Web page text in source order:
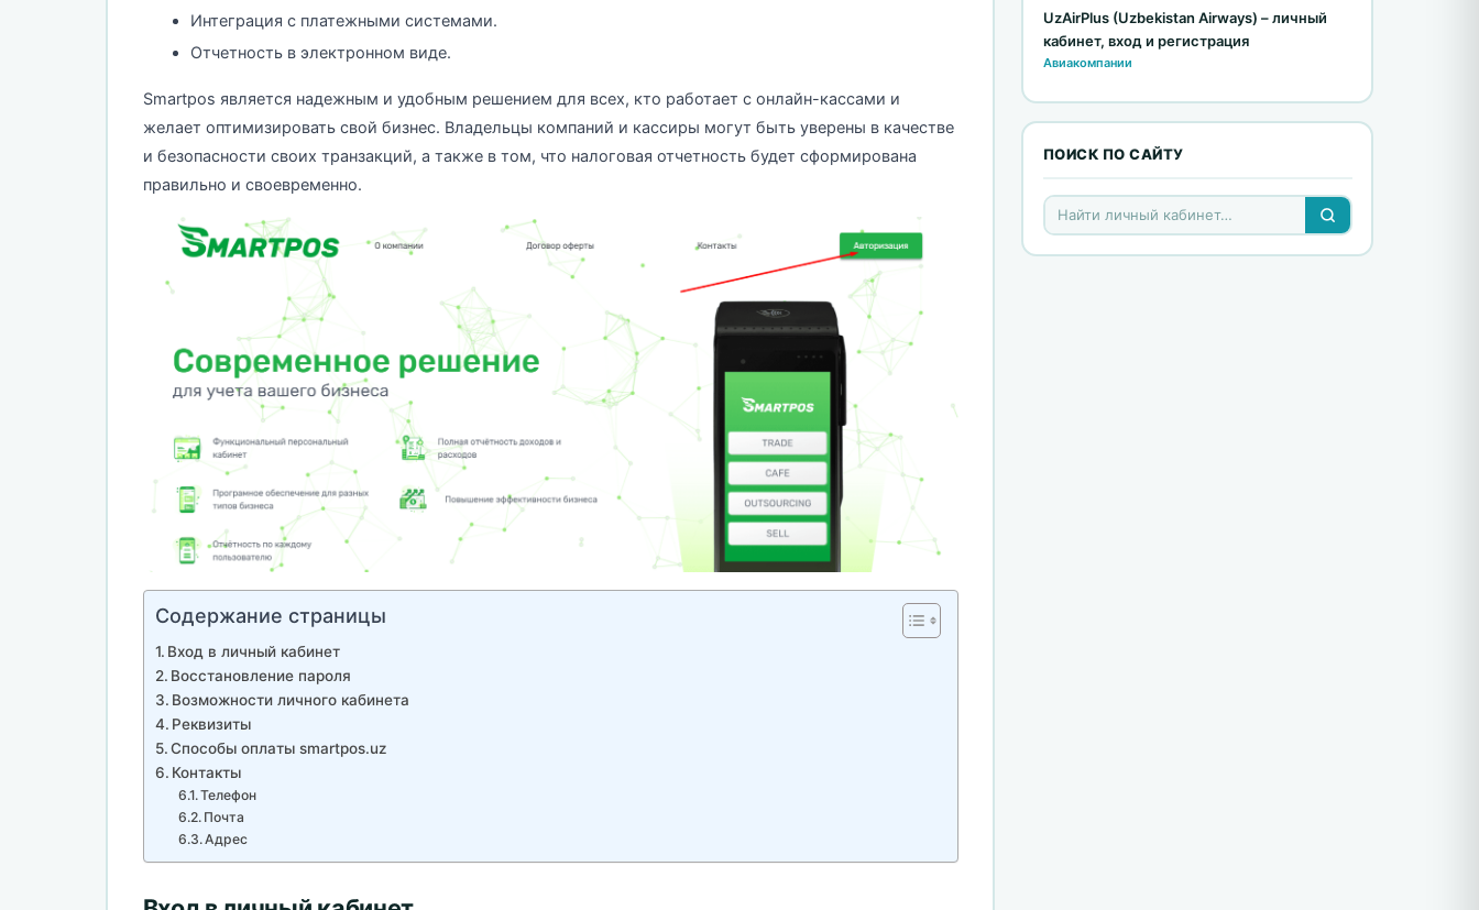
Интеграция с платежными системами.
Отчетность в электронном виде.
Smartpos является надежным и удобным решением для всех, кто работает с онлайн-кассами и
желает оптимизировать свой бизнес. Владельцы компаний и кассиры могут быть уверены в качестве
и безопасности своих транзакций, а также в том, что налоговая отчетность будет сформирована
правильно и своевременно.
Содержание страницы
Вход в личный кабинет
Восстановление пароля
Возможности личного кабинета
Реквизиты
Способы оплаты smartpos.uz
Контакты
Телефон
Почта
Адрес
UzAirPlus (Uzbekistan Airways) – личный
кабинет, вход и регистрация
Авиакомпании
ПОИСК ПО САЙТУ